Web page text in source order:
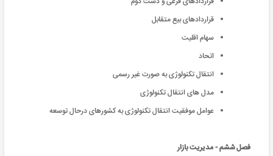
قراردادهای بیع متقابل
سهام اقلیت
اتحاد
انتقال تکنولوژی به صورت غیر رسمی
مدل های انتقال تکنولوژی
عوامل موفقیت انتقال تکنولوژی به کشورهای درحال توسعه
فصل ششم - مدیریت بازار